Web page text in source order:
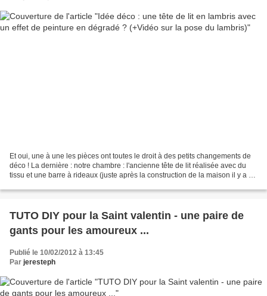
Et oui, une à une les pièces ont toutes le droit à des petits changements de
déco ! La dernière : notre chambre : l'ancienne tête de lit réalisée avec du
tissu et une barre à rideaux (juste après la construction de la maison il y a 5
TUTO DIY pour la Saint valentin - une paire de
gants pour les amoureux ...
Publié le 10/02/2012 à 13:45
Par jeresteph